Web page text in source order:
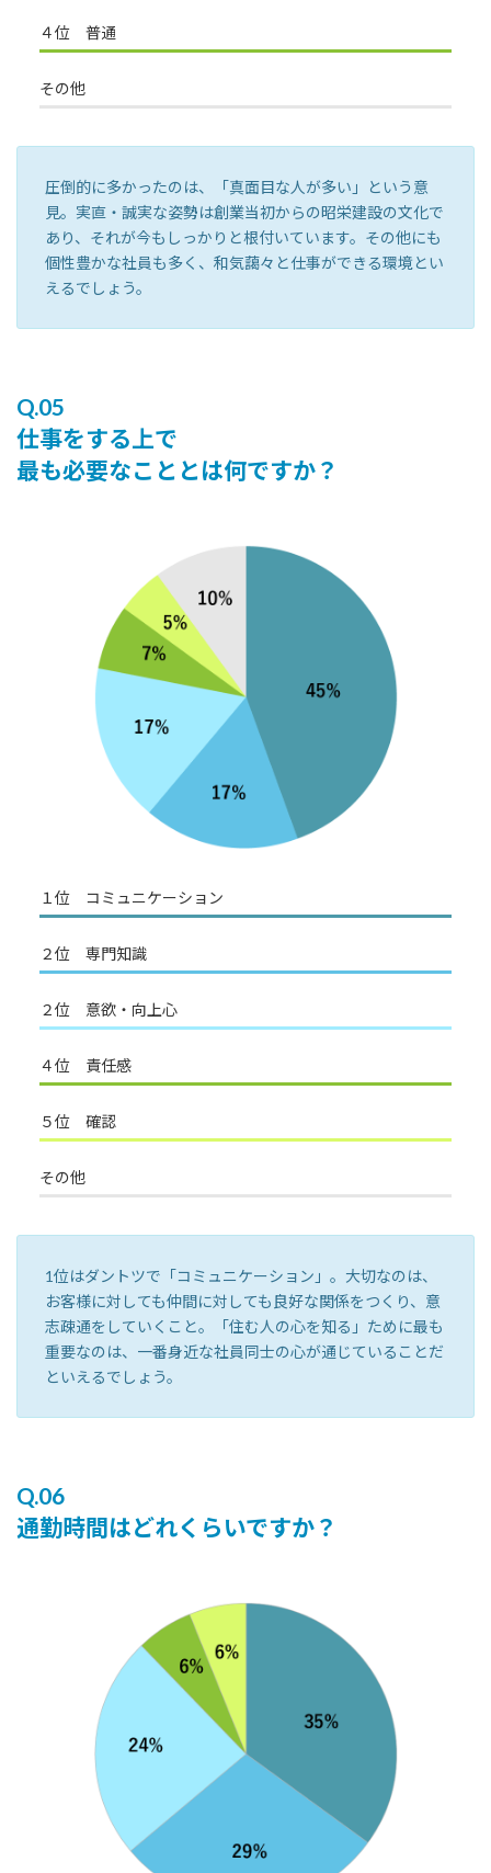
４位 普通
その他
圧倒的に多かったのは、「真面目な人が多い」という意
見。実直・誠実な姿勢は創業当初からの昭栄建設の文化で
あり、それが今もしっかりと根付いています。その他にも
個性豊かな社員も多く、和気藹々と仕事ができる環境とい
えるでしょう。
Q.05
仕事をする上で
最も必要なこととは何ですか？
１位 コミュニケーション
２位 専門知識
２位 意欲・向上心
４位 責任感
５位 確認
その他
1位はダントツで「コミュニケーション」。大切なのは、
お客様に対しても仲間に対しても良好な関係をつくり、意
志疎通をしていくこと。「住む人の心を知る」ために最も
重要なのは、一番身近な社員同士の心が通じていることだ
といえるでしょう。
Q.06
通勤時間はどれくらいですか？